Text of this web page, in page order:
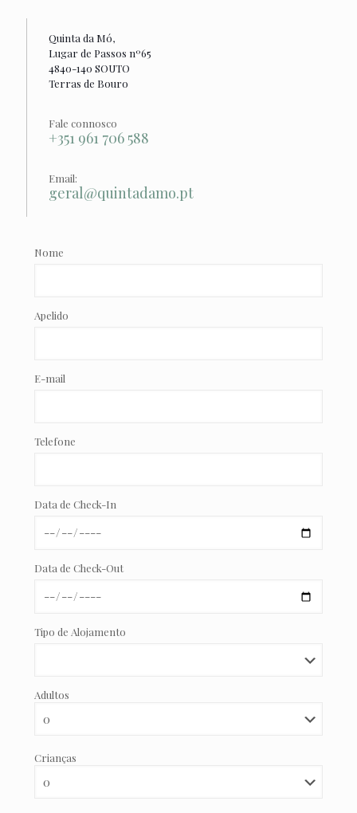
Quinta da Mó,
Lugar de Passos nº65
4840-140 SOUTO
Terras de Bouro
Fale connosco
+351 961 706 588
Email:
geral@quintadamo.pt
Nome
Apelido
E-mail
Telefone
Data de Check-In
Data de Check-Out
Tipo de Alojamento
Adultos
Crianças